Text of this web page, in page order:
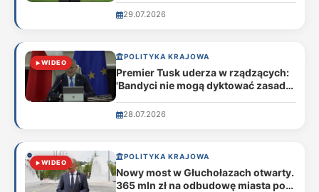
kraju
29.07.2026
WIDEO
POLITYKA KRAJOWA
Premier Tusk uderza w rządzących:
'Bandyci nie mogą dyktować zasad
28.07.2026
WIDEO
POLITYKA KRAJOWA
Nowy most w Głuchołazach otwarty.
365 mln zł na odbudowę miasta po